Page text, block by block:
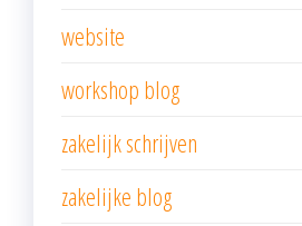
website
workshop blog
zakelijk schrijven
zakelijke blog